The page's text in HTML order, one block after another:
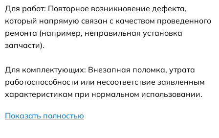
Для работ: Повторное возникновение дефекта,
который напрямую связан с качеством проведенного
ремонта (например, неправильная установка
запчасти).
Для комплектующих: Внезапная поломка, утрата
работоспособности или несоответствие заявленным
характеристикам при нормальном использовании.
Показать полностью